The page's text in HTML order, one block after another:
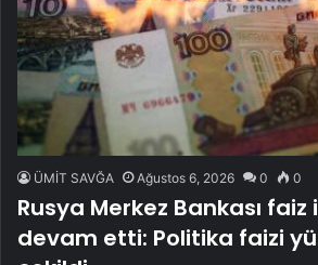
ÜMİT SAVĞA Ağustos 6, 2026 0 0
Rusya Merkez Bankası
devam etti: Politika faizi